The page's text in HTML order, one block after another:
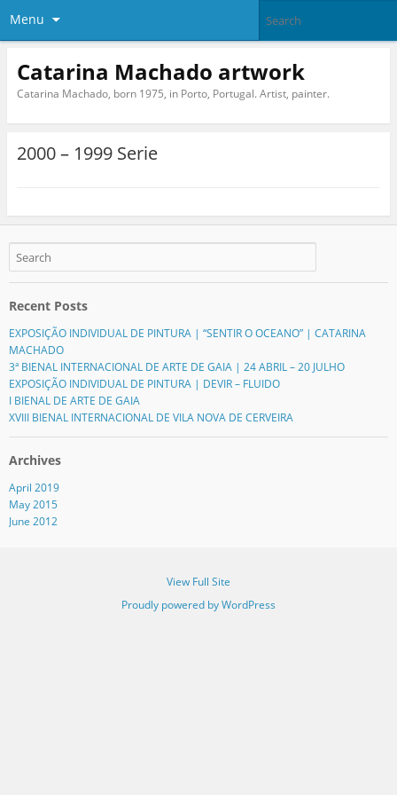
Menu
Catarina Machado artwork
Catarina Machado, born 1975, in Porto, Portugal. Artist, painter.
2000 – 1999 Serie
Recent Posts
EXPOSIÇÃO INDIVIDUAL DE PINTURA | “SENTIR O OCEANO” | CATARINA
MACHADO
3ª BIENAL INTERNACIONAL DE ARTE DE GAIA | 24 ABRIL – 20 JULHO
EXPOSIÇÃO INDIVIDUAL DE PINTURA | DEVIR – FLUIDO
I BIENAL DE ARTE DE GAIA
XVIII BIENAL INTERNACIONAL DE VILA NOVA DE CERVEIRA
Archives
April 2019
May 2015
June 2012
View Full Site
Proudly powered by WordPress